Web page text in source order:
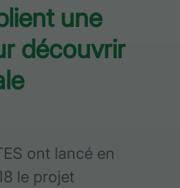
une
découvrir
ont lancé en
le projet